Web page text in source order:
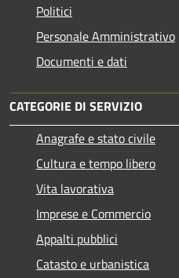
Politici
Personale Amministrativo
Documenti e dati
CATEGORIE DI SERVIZIO
Anagrafe e stato civile
Cultura e tempo libero
Vita lavorativa
Imprese e Commercio
Appalti pubblici
Catasto e urbanistica